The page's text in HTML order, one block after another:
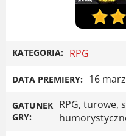
KATEGORIA: RPG
DATA PREMIERY: 16
GATUNEK
GRY:
RPG, turowe,